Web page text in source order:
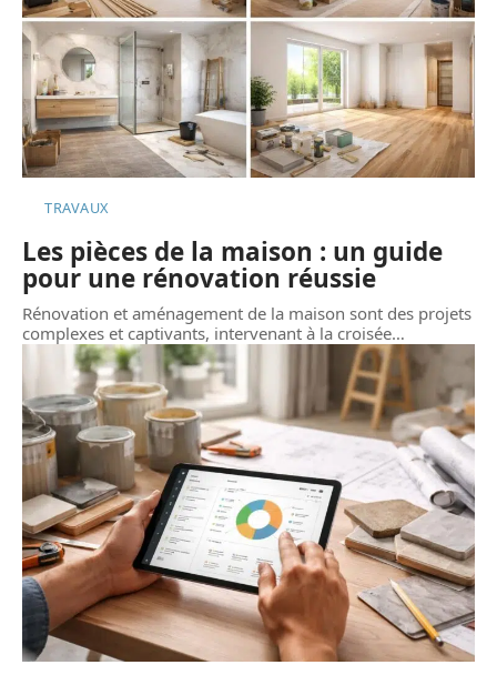
TRAVAUX
Les pièces de la maison : un guide
pour une rénovation réussie
Rénovation et aménagement de la maison sont des projets
complexes et captivants, intervenant à la croisée…